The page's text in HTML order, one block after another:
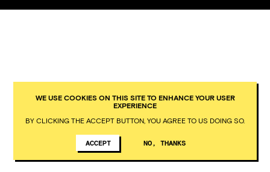
WE USE COOKIES ON THIS SITE TO ENHANCE YOUR USER
EXPERIENCE
BY CLICKING THE ACCEPT BUTTON, YOU AGREE TO US DOING SO.
ACCEPT NO, THANKS